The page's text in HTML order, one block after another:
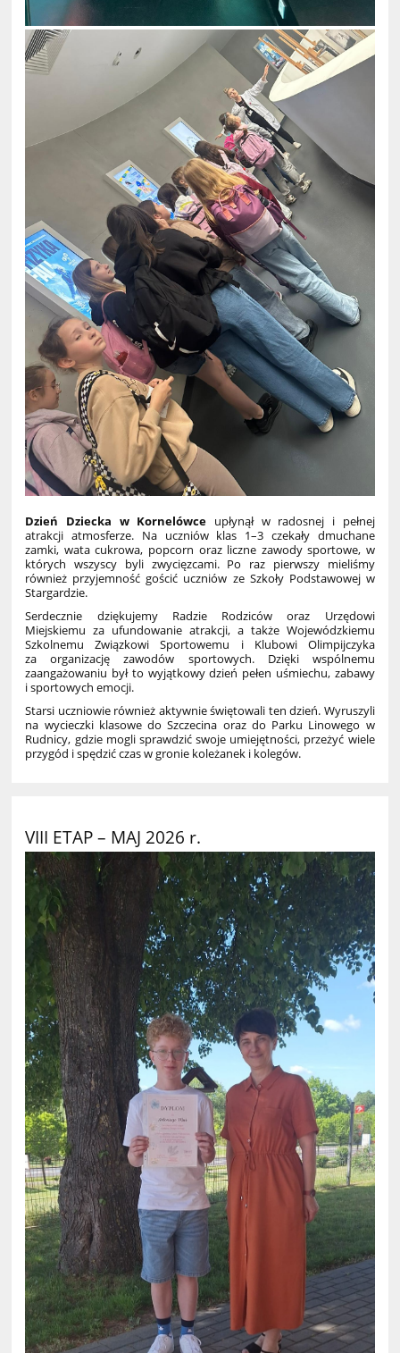
Dzień Dziecka w Kornelówce upłynął w radosnej i pełnej
atrakcji atmosferze. Na uczniów klas 1–3 czekały dmuchane
zamki, wata cukrowa, popcorn oraz liczne zawody sportowe, w
których wszyscy byli zwycięzcami. Po raz pierwszy mieliśmy
również przyjemność gościć uczniów ze Szkoły Podstawowej w
Stargardzie.
Serdecznie dziękujemy Radzie Rodziców oraz Urzędowi
Miejskiemu za ufundowanie atrakcji, a także Wojewódzkiemu
Szkolnemu Związkowi Sportowemu i Klubowi Olimpijczyka
za organizację zawodów sportowych. Dzięki wspólnemu
zaangażowaniu był to wyjątkowy dzień pełen uśmiechu, zabawy
i sportowych emocji.
Starsi uczniowie również aktywnie świętowali ten dzień. Wyruszyli
na wycieczki klasowe do Szczecina oraz do Parku Linowego w
Rudnicy, gdzie mogli sprawdzić swoje umiejętności, przeżyć wiele
przygód i spędzić czas w gronie koleżanek i kolegów.
VIII ETAP – MAJ 2026 r.